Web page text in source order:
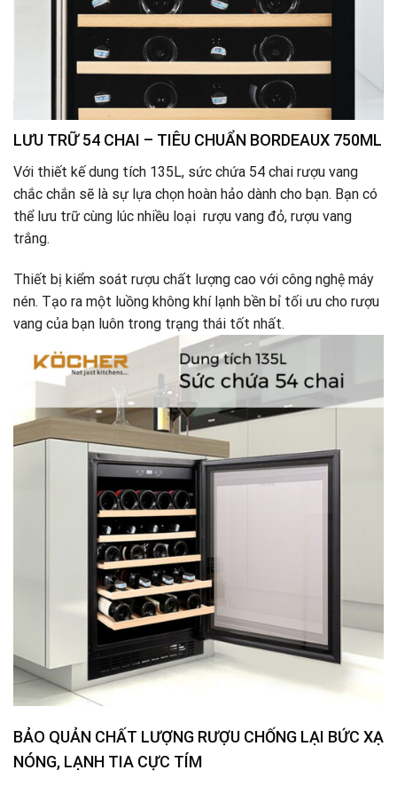
LƯU TRỮ 54 CHAI – TIÊU CHUẨN BORDEAUX 750ML
Với thiết kế dung tích 135L, sức chứa 54 chai rượu vang
chắc chắn sẽ là sự lựa chọn hoàn hảo dành cho bạn. Bạn có
thể lưu trữ cùng lúc nhiều loại rượu vang đỏ, rượu vang
trắng.
Thiết bị kiểm soát rượu chất lượng cao với công nghệ máy
nén. Tạo ra một luồng không khí lạnh bền bỉ tối ưu cho rượu
vang của bạn luôn trong trạng thái tốt nhất.
BẢO QUẢN CHẤT LƯỢNG RƯỢU CHỐNG LẠI BỨC XẠ
NÓNG, LẠNH TIA CỰC TÍM